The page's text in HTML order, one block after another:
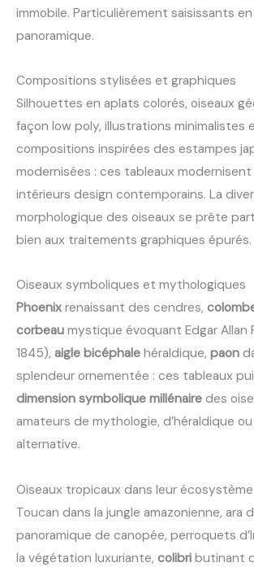
immobile. Particulièrement saisissants
panoramique.
Compositions stylisées et graphiques
Silhouettes en aplats colorés, oiseaux
façon low poly, illustrations minimalistes
compositions inspirées des estampes
modernisées : ces tableaux
intérieurs design contemporains. La
morphologique des oiseaux se prête
bien aux traitements graphiques épurés.
Oiseaux symboliques et mythologiques
Phoenix renaissant des cendres,
corbeau mystique évoquant Edgar Allan
1845), aigle bicéphale héraldique, paon
splendeur ornementée : ces tableaux
dimension symbolique millénaire des
amateurs de mythologie, d’héraldique
alternative.
Oiseaux tropicaux dans leur écosystème
Toucan dans la jungle amazonienne, ara
panoramique de canopée, perroquets
la végétation luxuriante, colibri butinant